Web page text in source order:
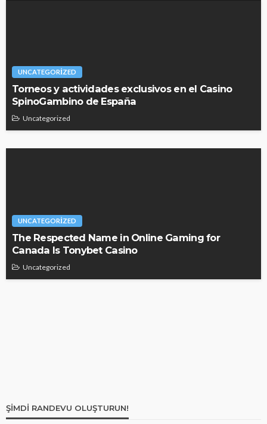
UNCATEGORIZED
Torneos y actividades exclusivos en el Casino
SpinoGambino de España
Uncategorized
UNCATEGORIZED
The Respected Name in Online Gaming for
Canada Is Tonybet Casino
Uncategorized
ŞIMDI RANDEVU OLUŞTURUN!